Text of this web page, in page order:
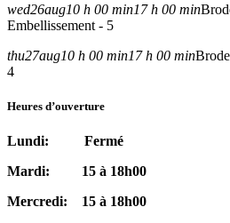
wed26aug10 h 00 min17 h 00 min
Embellissement - 5
thu27aug10 h 00 min17 h 00 min
4
Heures d’ouverture
Lundi: Fermé
Mardi: 15 à 18h00
Mercredi: 15 à 18h00